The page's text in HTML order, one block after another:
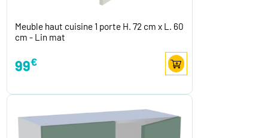
Meuble haut cuisine 1 porte H. 72 cm x L. 60
cm - Lin mat
99€